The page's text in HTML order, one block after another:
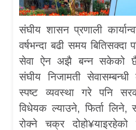
संघीय शासन प्रणाली
वर्षभन्दा बढी समय बितिसक्दा
सेवा ऐन अझै बन्न सकेको
संघीय निजामती सेवासम्बन्धी
स्पष्ट व्यवस्था गरे पनि
विधेयक ल्याउने, फिर्ता लिने,
रोक्ने चक्र